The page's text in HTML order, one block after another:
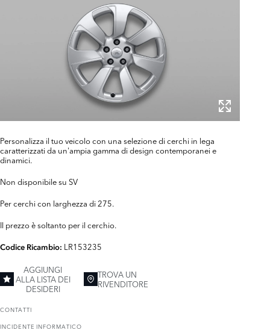
Personalizza il tuo veicolo con una selezione di cerchi in lega
caratterizzati da un'ampia gamma di design contemporanei e
dinamici.
Non disponibile su SV
Per cerchi con larghezza di 275.
Il prezzo è soltanto per il cerchio.
Codice Ricambio: LR153235
AGGIUNGI
ALLA LISTA DEI
DESIDERI
TROVA UN
RIVENDITORE
CONTATTI
INCIDENTE INFORMATICO